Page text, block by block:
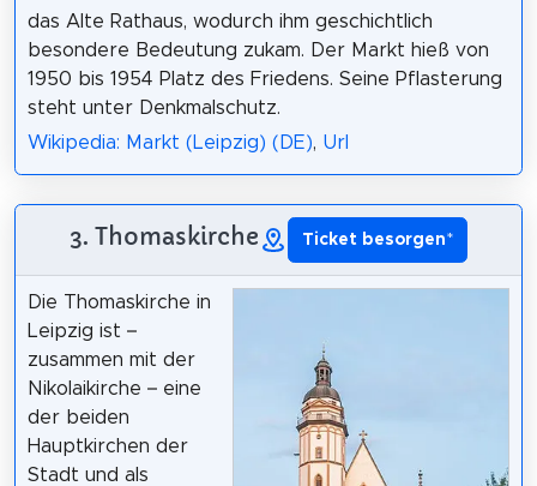
das Alte Rathaus, wodurch ihm geschichtlich
besondere Bedeutung zukam. Der Markt hieß von
1950 bis 1954 Platz des Friedens. Seine Pflasterung
steht unter Denkmalschutz.
Wikipedia: Markt (Leipzig) (DE), Url
3. Thomaskirche Ticket besorgen*
Die Thomaskirche in
Leipzig ist –
zusammen mit der
Nikolaikirche – eine
der beiden
Hauptkirchen der
Stadt und als